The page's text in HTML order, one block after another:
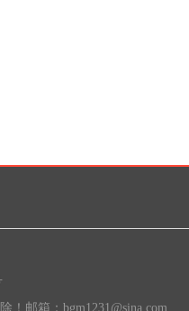
邮箱：bgm1231@sina.com